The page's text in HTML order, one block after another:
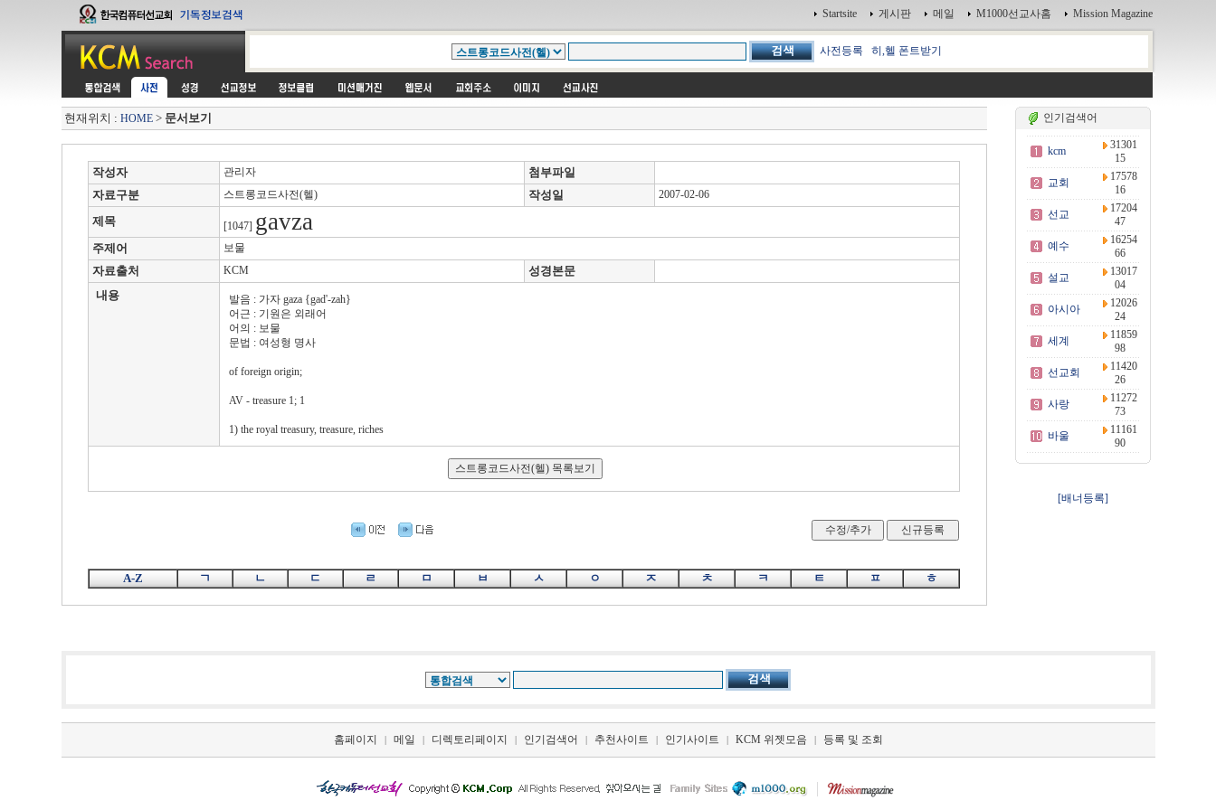
Startsite 게시판 메일 M1000선교사홈 Mission Magazine
사전등록 히,헬 폰트받기
현재위치 : HOME> 문서보기
작성자 관리자
첨부파일
자료구분
스트롱코드사전(헬) 작성일 2007-02-06
제목 [1047] gavza
주제어 보물
자료출처 KCM
성경본문
내용
발음 : 가자 gaza {gad'-zah}
어근 : 기원은 외래어
어의 : 보물
문법 : 여성형 명사
of foreign origin;
AV - treasure 1; 1
1) the royal treasury, treasure, riches
A-Z ㄱ ㄴ ㄷ ㄹ ㅁ ㅂ ㅅ ㅇ ㅈ ㅊ ㅋ ㅌ ㅍ ㅎ
인기검색어
kcm
31301
15
교회
17578
16
선교
17204
47
예수
16254
66
설교
13017
04
아시아
12026
24
세계
11859
98
선교회
11420
26
사랑
11272
73
바울
11161
90
[배너등록]
홈페이지 | 메일 | 디렉토리페이지 | 인기검색어 | 추천사이트 | 인기사이트 | KCM 위젯모음 | 등록 및 조회